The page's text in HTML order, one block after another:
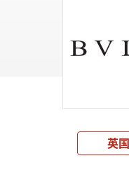
英